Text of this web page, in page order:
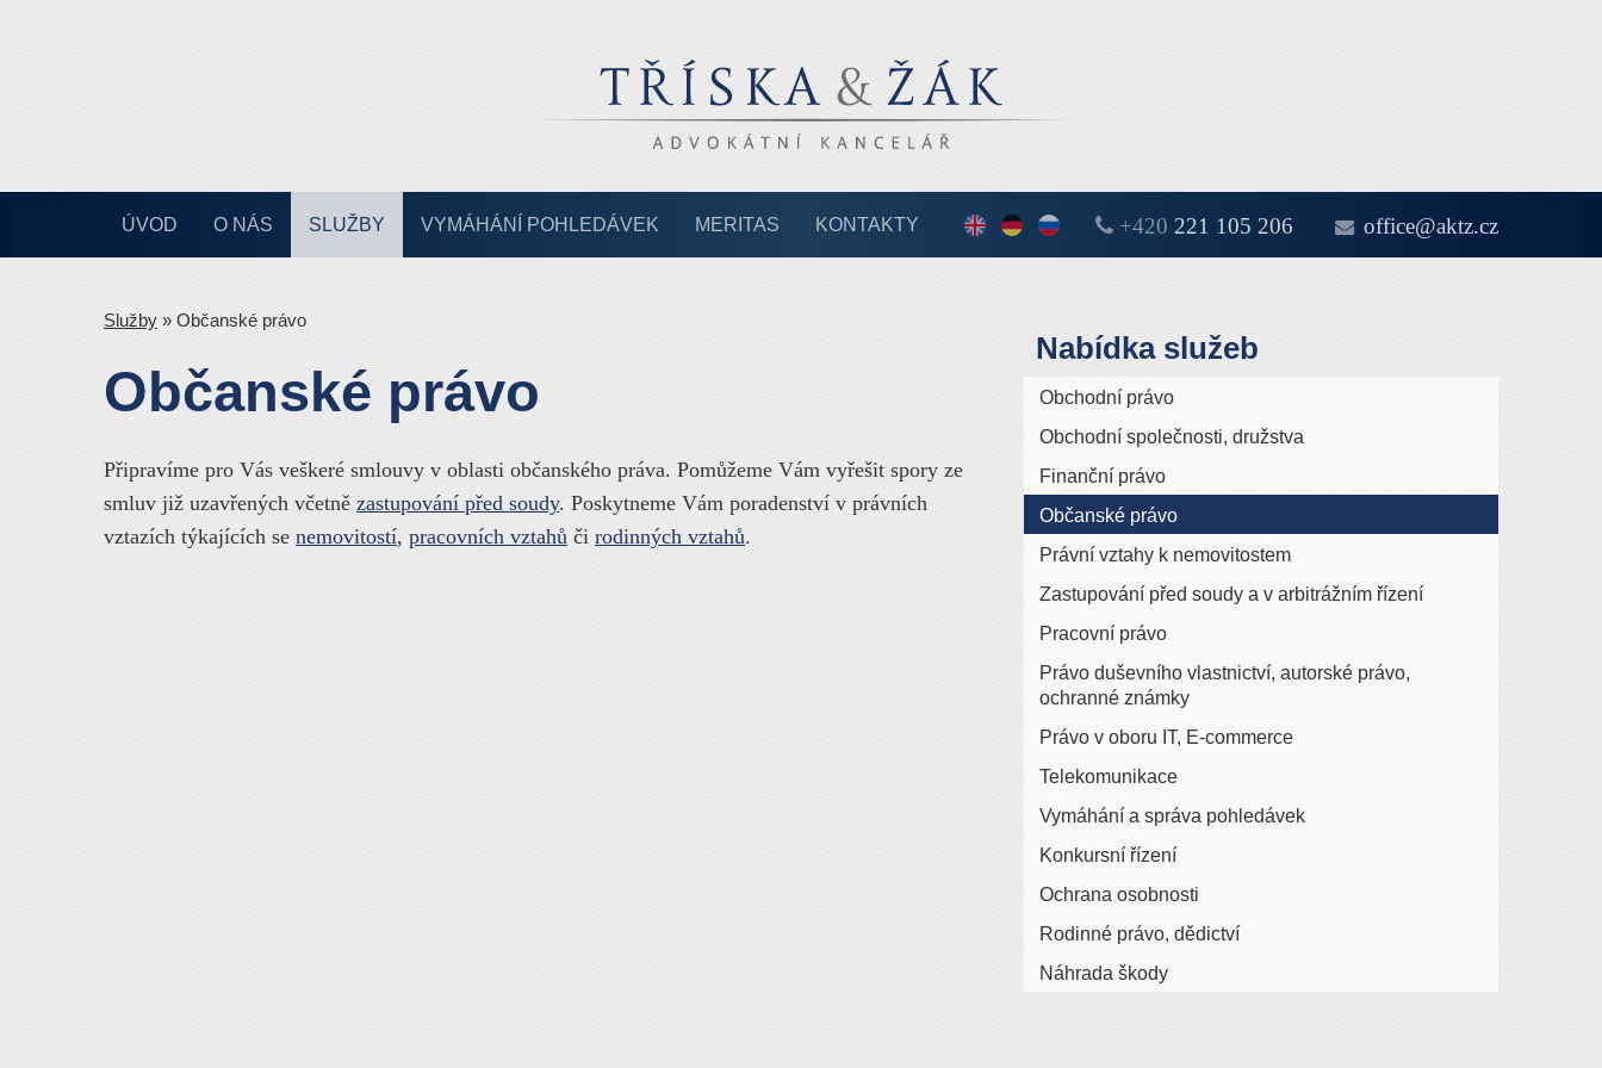
+420 221 105 206 office@aktz.cz
EnglishDeutsch
По-
русски
ÚVOD O NÁS SLUŽBY VYMÁHÁNÍ POHLEDÁVEK MERITAS KONTAKTY
Služby » Občanské právo
Občanské právo
Připravíme pro Vás veškeré smlouvy v oblasti občanského práva. Pomůžeme Vám vyřešit spory ze
smluv již uzavřených včetně zastupování před soudy. Poskytneme Vám poradenství v právních
vztazích týkajících se nemovitostí, pracovních vztahů či rodinných vztahů.
Nabídka služeb
Obchodní právo
Obchodní společnosti, družstva
Finanční právo
Občanské právo
Právní vztahy k nemovitostem
Zastupování před soudy a v arbitrážním řízení
Pracovní právo
Právo duševního vlastnictví, autorské právo,
ochranné známky
Právo v oboru IT, E-commerce
Telekomunikace
Vymáhání a správa pohledávek
Konkursní řízení
Ochrana osobnosti
Rodinné právo, dědictví
Náhrada škody